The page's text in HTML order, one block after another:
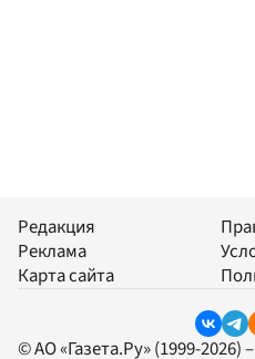
Редакция
Реклама
Карта сайта
© АО «Газета.Ру» (1999-2026)